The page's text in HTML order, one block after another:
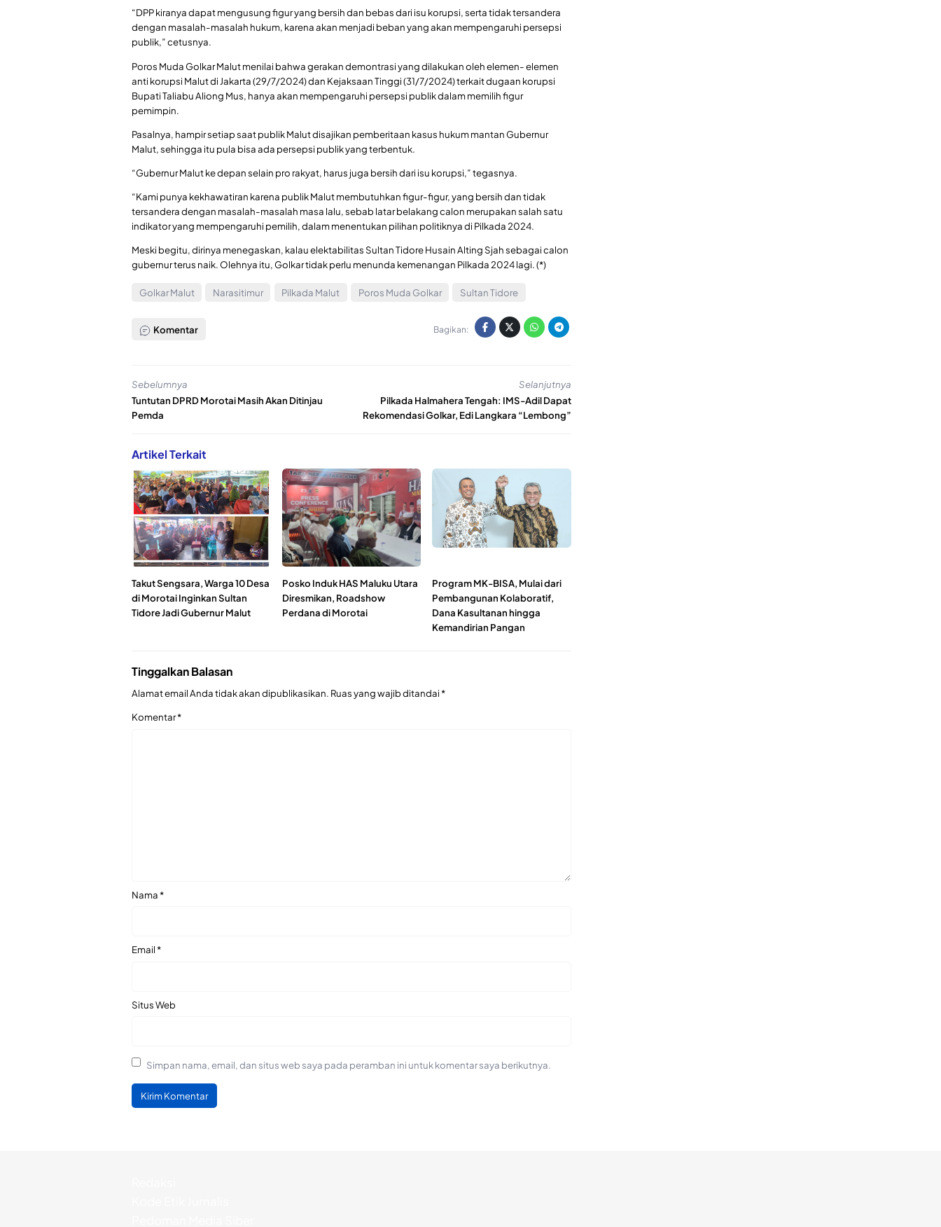
“DPP kiranya dapat mengusung figur yang bersih dan bebas dari isu korupsi, serta tidak tersandera
dengan masalah-masalah hukum, karena akan menjadi beban yang akan mempengaruhi persepsi
publik,” cetusnya.
Poros Muda Golkar Malut menilai bahwa gerakan demontrasi yang dilakukan oleh elemen- elemen
anti korupsi Malut di Jakarta (29/7/2024) dan Kejaksaan Tinggi (31/7/2024) terkait dugaan korupsi
Bupati Taliabu Aliong Mus, hanya akan mempengaruhi persepsi publik dalam memilih figur
pemimpin.
Pasalnya, hampir setiap saat publik Malut disajikan pemberitaan kasus hukum mantan Gubernur
Malut, sehingga itu pula bisa ada persepsi publik yang terbentuk.
“Gubernur Malut ke depan selain pro rakyat, harus juga bersih dari isu korupsi,” tegasnya.
“Kami punya kekhawatiran karena publik Malut membutuhkan figur-figur, yang bersih dan tidak
tersandera dengan masalah-masalah masa lalu, sebab latar belakang calon merupakan salah satu
indikator yang mempengaruhi pemilih, dalam menentukan pilihan politiknya di Pilkada 2024.
Meski begitu, dirinya menegaskan, kalau elektabilitas Sultan Tidore Husain Alting Sjah sebagai calon
gubernur terus naik. Olehnya itu, Golkar tidak perlu menunda kemenangan Pilkada 2024 lagi. (*)
Golkar Malut Narasitimur Pilkada Malut Poros Muda Golkar Sultan Tidore
Komentar Bagikan:
Sebelumnya
Tuntutan DPRD Morotai Masih Akan Ditinjau
Pemda
Selanjutnya
Pilkada Halmahera Tengah: IMS-Adil Dapat
Rekomendasi Golkar, Edi Langkara “Lembong”
Artikel Terkait
Takut Sengsara, Warga 10 Desa
di Morotai Inginkan Sultan
Tidore Jadi Gubernur Malut
Posko Induk HAS Maluku Utara
Diresmikan, Roadshow
Perdana di Morotai
Program MK-BISA, Mulai dari
Pembangunan Kolaboratif,
Dana Kasultanan hingga
Kemandirian Pangan
Tinggalkan Balasan
Alamat email Anda tidak akan dipublikasikan. Ruas yang wajib ditandai*
Komentar*
Nama*
Email*
Situs Web
Simpan nama, email, dan situs web saya pada peramban ini untuk komentar saya berikutnya.